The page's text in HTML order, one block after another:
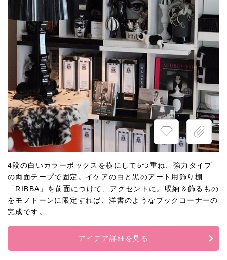
4段の白いカラーボックスを横にして5つ重ね、強力タイプ
の両面テープで固定。イケアの白と黒のアート用飾り棚
「RIBBA」を前面につけて、アクセントに。収納＆飾るもの
をモノトーンに限定すれば、洋書のようなブックコーナーの
完成です。
アイデア詳細を見る